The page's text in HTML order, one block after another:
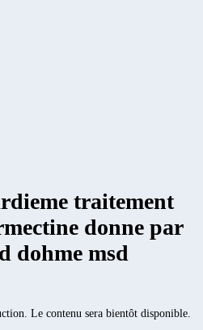
traitement
donne par
dohme msd
Le contenu sera bientôt disponible.